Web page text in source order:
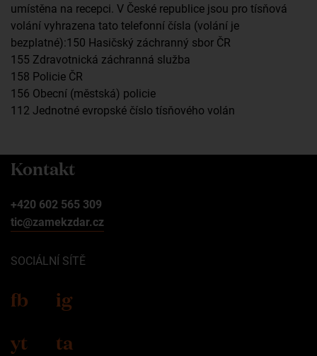
umístěna na recepci. V České republice jsou pro tísňová
volání vyhrazena tato telefonní čísla (volání je
bezplatné):150 Hasičský záchranný sbor ČR
155 Zdravotnická záchranná služba
158 Policie ČR
156 Obecní (městská) policie
112 Jednotné evropské číslo tísňového volán
Kontakt
+420 602 565 309
tic@zamekzdar.cz
SOCIÁLNÍ SÍTĚ
fb
ig
yt
ta